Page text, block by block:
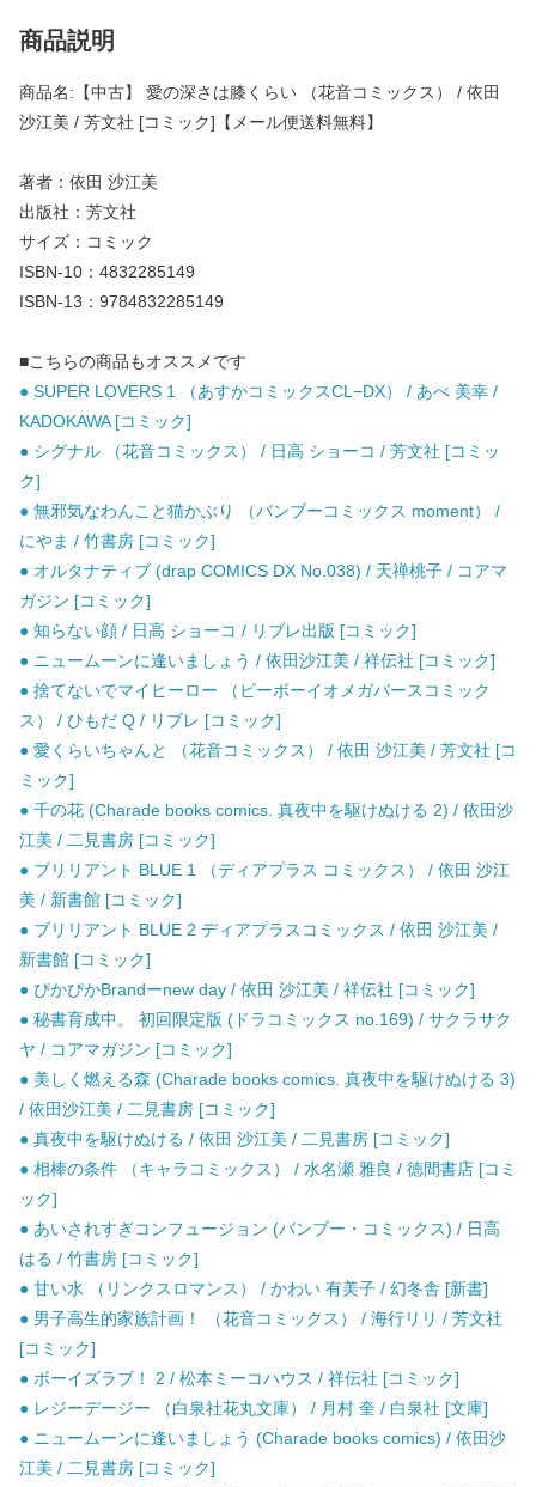
商品説明
商品名:【中古】 愛の深さは膝くらい （花音コミックス） / 依田
沙江美 / 芳文社 [コミック]【メール便送料無料】
著者：依田 沙江美
出版社：芳文社
サイズ：コミック
ISBN-10：4832285149
ISBN-13：9784832285149
■こちらの商品もオススメです
● SUPER LOVERS 1 （あすかコミックスCL−DX） / あべ 美幸 /
KADOKAWA [コミック]
● シグナル （花音コミックス） / 日高 ショーコ / 芳文社 [コミッ
ク]
● 無邪気なわんこと猫かぶり （バンブーコミックス moment） /
にやま / 竹書房 [コミック]
● オルタナティブ (drap COMICS DX No.038) / 天禅桃子 / コアマ
ガジン [コミック]
● 知らない顔 / 日高 ショーコ / リブレ出版 [コミック]
● ニュームーンに逢いましょう / 依田沙江美 / 祥伝社 [コミック]
● 捨てないでマイヒーロー （ビーボーイオメガバースコミック
ス） / ひもだ Q / リブレ [コミック]
● 愛くらいちゃんと （花音コミックス） / 依田 沙江美 / 芳文社 [コ
ミック]
● 千の花 (Charade books comics. 真夜中を駆けぬける 2) / 依田沙
江美 / 二見書房 [コミック]
● ブリリアント BLUE 1 （ディアプラス コミックス） / 依田 沙江
美 / 新書館 [コミック]
● ブリリアント BLUE 2 ディアプラスコミックス / 依田 沙江美 /
新書館 [コミック]
● ぴかぴかBrandーnew day / 依田 沙江美 / 祥伝社 [コミック]
● 秘書育成中。 初回限定版 (ドラコミックス no.169) / サクラサク
ヤ / コアマガジン [コミック]
● 美しく燃える森 (Charade books comics. 真夜中を駆けぬける 3)
/ 依田沙江美 / 二見書房 [コミック]
● 真夜中を駆けぬける / 依田 沙江美 / 二見書房 [コミック]
● 相棒の条件 （キャラコミックス） / 水名瀬 雅良 / 徳間書店 [コミ
ック]
● あいされすぎコンフュージョン (バンブー・コミックス) / 日高
はる / 竹書房 [コミック]
● 甘い水 （リンクスロマンス） / かわい 有美子 / 幻冬舎 [新書]
● 男子高生的家族計画！ （花音コミックス） / 海行リリ / 芳文社
[コミック]
● ボーイズラブ！ 2 / 松本ミーコハウス / 祥伝社 [コミック]
● レジーデージー （白泉社花丸文庫） / 月村 奎 / 白泉社 [文庫]
● ニュームーンに逢いましょう (Charade books comics) / 依田沙
江美 / 二見書房 [コミック]